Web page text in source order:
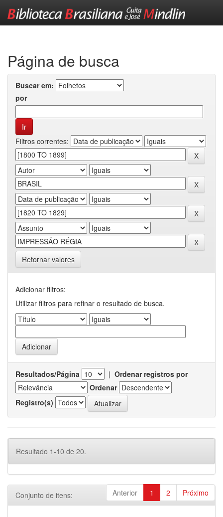
Página de busca
Buscar em:
por
Filtros correntes:
Retornar valores
Adicionar filtros:
Utilizar filtros para refinar o resultado de busca.
Resultados/Página | Ordenar registros por
Ordenar
Registro(s)
Resultado 1-10 de 20.
Anterior 1 2 Próximo
Conjunto de itens: